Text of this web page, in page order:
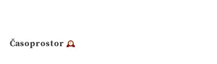
Časoprostor